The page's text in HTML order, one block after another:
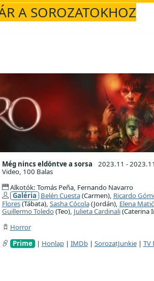
A SOROZATOKHOZ
Még nincs eldöntve a sorsa 2023.11 - 2023.11
Video, 100 Balas
Alkotók: Tomás Peña, Fernando Navarro
Galéria Belén Cuesta(Carmen), Ricardo
Flores(Tábata), Sasha Cócola(Jordán), Elena Matić
Guillermo Toledo(Teo), Julieta Cardinali(Caterina
Horror
Prime | Honlap| IMDb| SorozatJunkie| TV